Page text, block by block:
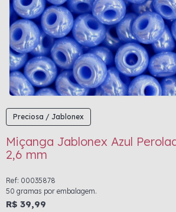
Preciosa / Jablonex
Miçanga Jablonex Azul
2,6 mm
Ref: 00035878
50 gramas por embalagem.
R$ 39,99